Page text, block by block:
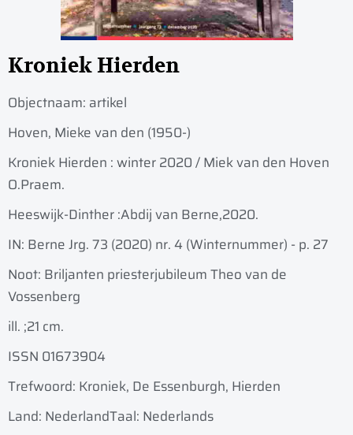
Kroniek Hierden
Objectnaam: artikel
Hoven, Mieke van den (1950-)
Kroniek Hierden : winter 2020 / Miek van den Hoven
O.Praem.
Heeswijk-Dinther :Abdij van Berne,2020.
IN: Berne Jrg. 73 (2020) nr. 4 (Winternummer) - p. 27
Noot: Briljanten priesterjubileum Theo van de
Vossenberg
ill. ;21 cm.
ISSN 01673904
Trefwoord: Kroniek, De Essenburgh, Hierden
Land: NederlandTaal: Nederlands